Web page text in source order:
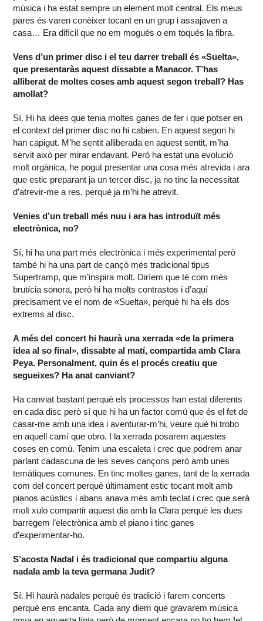
música i ha estat sempre un element molt central. Els meus
pares és varen conèixer tocant en un grup i assajaven a
casa… Era difícil que no em mogués o em toqués la fibra.
Vens d’un primer disc i el teu darrer treball és «Suelta»,
que presentaràs aquest dissabte a Manacor. T’has
alliberat de moltes coses amb aquest segon treball? Has
amollat?
Sí. Hi ha idees que tenia moltes ganes de fer i que potser en
el context del primer disc no hi cabien. En aquest segon hi
han capigut. M’he sentit alliberada en aquest sentit, m’ha
servit això per mirar endavant. Però ha estat una evolució
molt orgànica, he pogut presentar una cosa més atrevida i ara
que estic preparant ja un tercer disc, ja no tinc la necessitat
d’atrevir-me a res, perquè ja m’hi he atrevit.
Venies d’un treball més nuu i ara has introduït més
electrònica, no?
Sí, hi ha una part més electrònica i més experimental però
també hi ha una part de cançó més tradicional tipus
Supertramp, que m’inspira molt. Diríem que té com més
brutícia sonora, però hi ha molts contrastos i d’aquí
precisament ve el nom de «Suelta», perquè hi ha els dos
extrems al disc.
A més del concert hi haurà una xerrada «de la primera
idea al so final», dissabte al matí, compartida amb Clara
Peya. Personalment, quin és el procés creatiu que
segueixes? Ha anat canviant?
Ha canviat bastant perquè els processos han estat diferents
en cada disc però sí que hi ha un factor comú que és el fet de
casar-me amb una idea i aventurar-m’hi, veure què hi trobo
en aquell camí que obro. I la xerrada posarem aquestes
coses en comú. Tenim una escaleta i crec que podrem anar
parlant cadascuna de les seves cançons però amb unes
temàtiques comunes. En tinc moltes ganes, tant de la xerrada
com del concert perquè últimament estic tocant molt amb
pianos acústics i abans anava més amb teclat i crec que serà
molt xulo compartir aquest dia amb la Clara perquè les dues
barregem l’electrònica amb el piano i tinc ganes
d’experimentar-ho.
S’acosta Nadal i és tradicional que compartiu alguna
nadala amb la teva germana Judit?
Sí. Hi haurà nadales perquè és tradició i farem concerts
perquè ens encanta. Cada any diem que gravarem música